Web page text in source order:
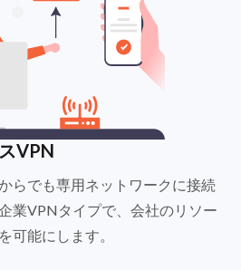
VPN
らでも専用ネットワークに接続
業VPNタイプで、会社のリソー
可能にします。